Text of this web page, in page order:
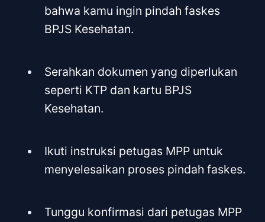
bahwa kamu ingin pindah faskes
BPJS Kesehatan.
Serahkan dokumen yang diperlukan
seperti KTP dan kartu BPJS
Kesehatan.
Ikuti instruksi petugas MPP untuk
menyelesaikan proses pindah faskes.
Tunggu konfirmasi dari petugas MPP